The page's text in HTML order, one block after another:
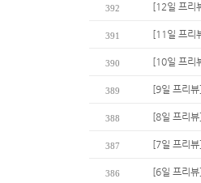
392 [12일 프리
391 [11일 프리
390 [10일 프리
389 [9일 프리
388 [8일 프리
387 [7일 프리
386 [6일 프리